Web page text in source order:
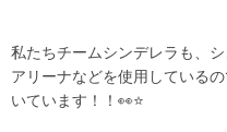
私たちチームシンデレラも、
アリーナなどを使用している
いています！！👀⭐️